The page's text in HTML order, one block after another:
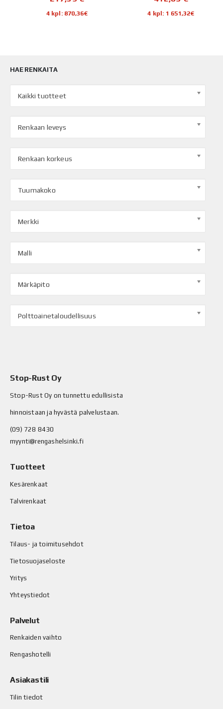
4 kpl: 870,36€ 4 kpl: 1 651,32€
HAE RENKAITA
Kaikki tuotteet
Renkaan leveys
Renkaan korkeus
Tuumakoko
Merkki
Malli
Märkäpito
Polttoainetaloudellisuus
Stop-Rust Oy
Stop-Rust Oy on tunnettu edullisista
hinnoistaan ja hyvästä palvelustaan.
(09) 728 8430
myynti@rengashelsinki.fi
Tuotteet
Kesärenkaat
Talvirenkaat
Tietoa
Tilaus- ja toimitusehdot
Tietosuojaseloste
Yritys
Yhteystiedot
Palvelut
Renkaiden vaihto
Rengashotelli
Asiakastili
Tilin tiedot